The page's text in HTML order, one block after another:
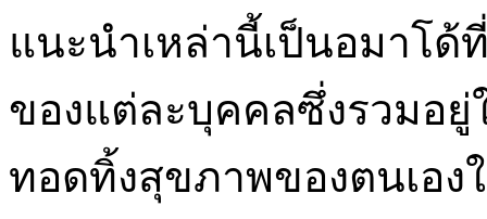
แนะนำเหล่านี้เป็นอมาโ
ของแต่ละบุคคลซึ่งรวมอ
ทอดทิ้งสุขภาพของตนเอ